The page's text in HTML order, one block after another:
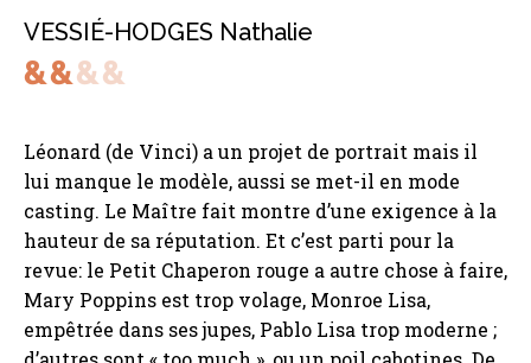
VESSIÉ-HODGES Nathalie
Léonard (de Vinci) a un projet de portrait mais il
lui manque le modèle, aussi se met-il en mode
casting. Le Maître fait montre d’une exigence à la
hauteur de sa réputation. Et c’est parti pour la
revue: le Petit Chaperon rouge a autre chose à faire,
Mary Poppins est trop volage, Monroe Lisa,
empêtrée dans ses jupes, Pablo Lisa trop moderne ;